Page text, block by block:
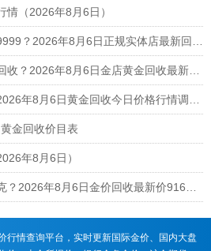
情（2026年8月6日）
今日金价回收多少一克9999？2026年8月6日正规实体店最新回收报价916元/克
今日金价多少一克金店回收？2026年8月6日金店黄金回收最新价格行情
黄金回收店附近店铺：2026年8月6日黄金回收今日价格行情调整（916元/克）
金回收价目表
年8月6日）
今日回收黄金多少钱一克？2026年8月6日金价回收最新价916元/克
行情查询平台，实时更新国际金价、国内大盘